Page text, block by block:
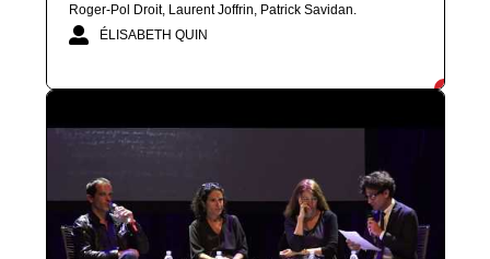
Roger-Pol Droit, Laurent Joffrin, Patrick Savidan.
ÉLISABETH QUIN